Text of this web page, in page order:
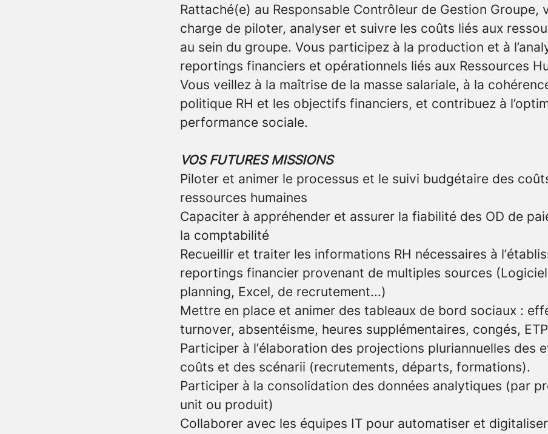
Rattaché(e) au Responsable Contrôleur de Gestion Groupe,
charge de piloter, analyser et suivre les coûts liés aux
au sein du groupe. Vous participez à la production et à
reportings financiers et opérationnels liés aux Ressources
Vous veillez à la maîtrise de la masse salariale, à la
politique RH et les objectifs financiers, et contribuez à
performance sociale.
VOS FUTURES MISSIONS
Piloter et animer le processus et le suivi budgétaire des
ressources humaines
Capaciter à appréhender et assurer la fiabilité des OD de
la comptabilité
Recueillir et traiter les informations RH nécessaires à
reportings financier provenant de multiples sources
planning, Excel, de recrutement...)
Mettre en place et animer des tableaux de bord sociaux :
turnover, absentéisme, heures supplémentaires, congés,
Participer à l’élaboration des projections pluriannuelles des
coûts et des scénarii (recrutements, départs, formations).
Participer à la consolidation des données analytiques (par
unit ou produit)
Collaborer avec les équipes IT pour automatiser et